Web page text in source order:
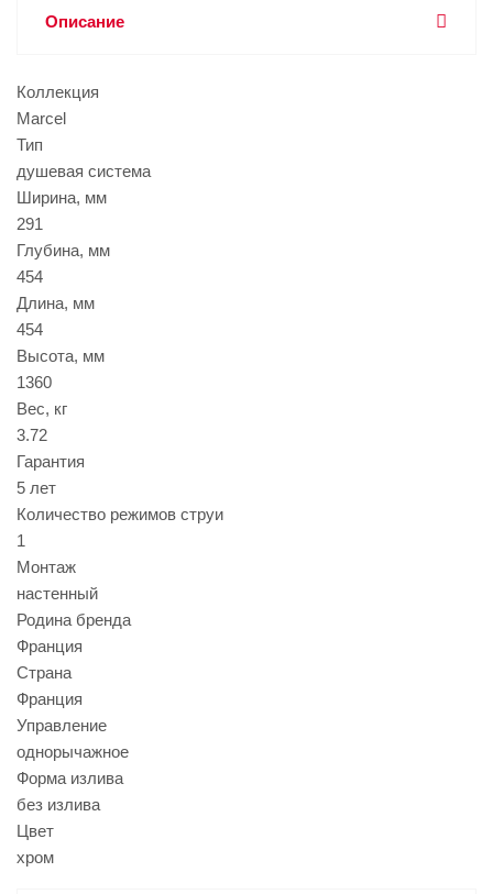
Описание
Коллекция
Marcel
Тип
душевая система
Ширина, мм
291
Глубина, мм
454
Длина, мм
454
Высота, мм
1360
Вес, кг
3.72
Гарантия
5 лет
Количество режимов струи
1
Монтаж
настенный
Родина бренда
Франция
Страна
Франция
Управление
однорычажное
Форма излива
без излива
Цвет
хром